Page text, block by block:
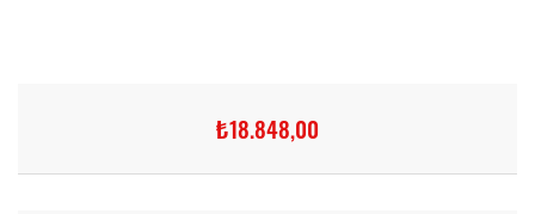
₺18.848,00